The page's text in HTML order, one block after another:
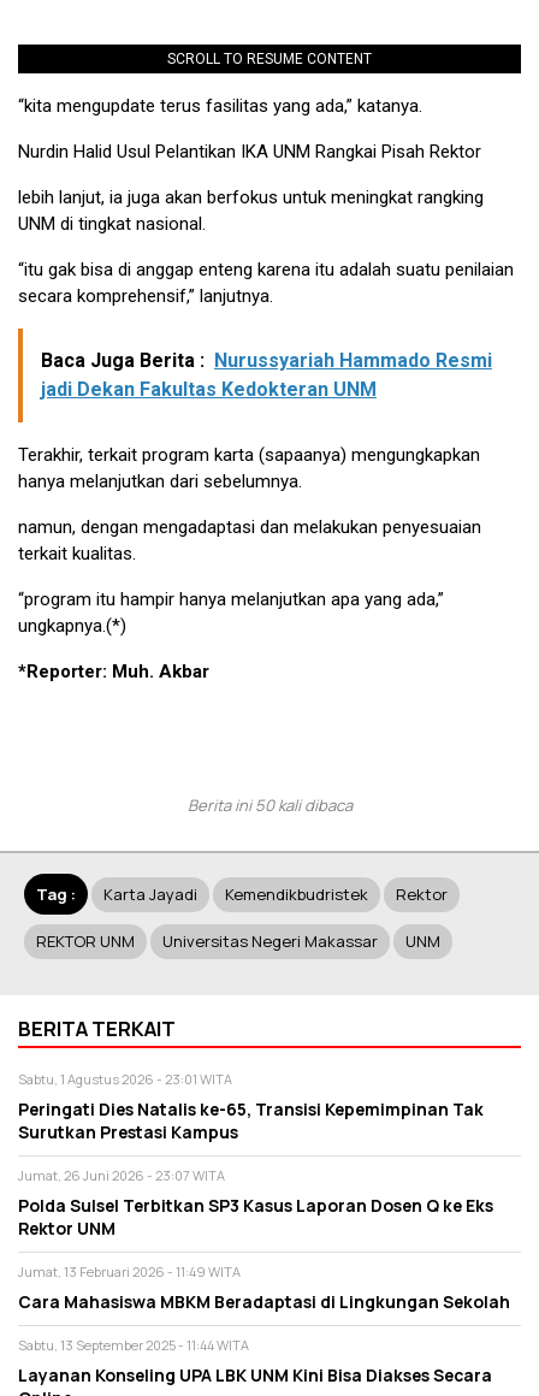
SCROLL TO RESUME CONTENT
“kita mengupdate terus fasilitas yang ada,” katanya.
Nurdin Halid Usul Pelantikan IKA UNM Rangkai Pisah Rektor
lebih lanjut, ia juga akan berfokus untuk meningkat rangking
UNM di tingkat nasional.
“itu gak bisa di anggap enteng karena itu adalah suatu penilaian
secara komprehensif,” lanjutnya.
Baca Juga Berita : Nurussyariah Hammado Resmi
jadi Dekan Fakultas Kedokteran UNM
Terakhir, terkait program karta (sapaanya) mengungkapkan
hanya melanjutkan dari sebelumnya.
namun, dengan mengadaptasi dan melakukan penyesuaian
terkait kualitas.
“program itu hampir hanya melanjutkan apa yang ada,”
ungkapnya.(*)
*Reporter: Muh. Akbar
Berita ini 50 kali dibaca
Tag : Karta Jayadi Kemendikbudristek Rektor
REKTOR UNM Universitas Negeri Makassar UNM
BERITA TERKAIT
Sabtu, 1 Agustus 2026 - 23:01 WITA
Peringati Dies Natalis ke-65, Transisi Kepemimpinan Tak
Surutkan Prestasi Kampus
Jumat, 26 Juni 2026 - 23:07 WITA
Polda Sulsel Terbitkan SP3 Kasus Laporan Dosen Q ke Eks
Rektor UNM
Jumat, 13 Februari 2026 - 11:49 WITA
Cara Mahasiswa MBKM Beradaptasi di Lingkungan Sekolah
Sabtu, 13 September 2025 - 11:44 WITA
Layanan Konseling UPA LBK UNM Kini Bisa Diakses Secara